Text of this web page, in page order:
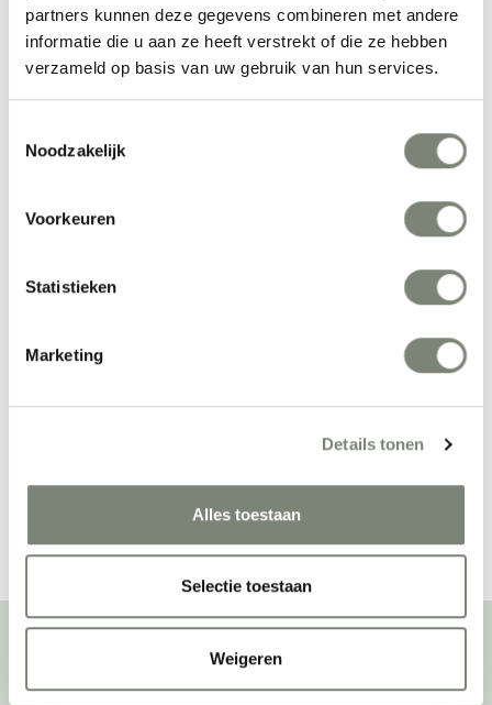
partners kunnen deze gegevens combineren met andere
informatie die u aan ze heeft verstrekt of die ze hebben
verzameld op basis van uw gebruik van hun services.
Noodzakelijk
Voorkeuren
Statistieken
Marketing
Details tonen
Alles toestaan
Selectie toestaan
Weigeren
vrijblijvend een offerte aanvragen.
Meer producten van Enea
Conference
Over deprojectinrichter